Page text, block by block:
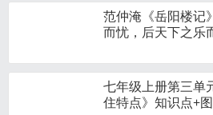
范仲淹《岳阳楼记
而忧，后天下之乐
七年级上册第三单
住特点》知识点+